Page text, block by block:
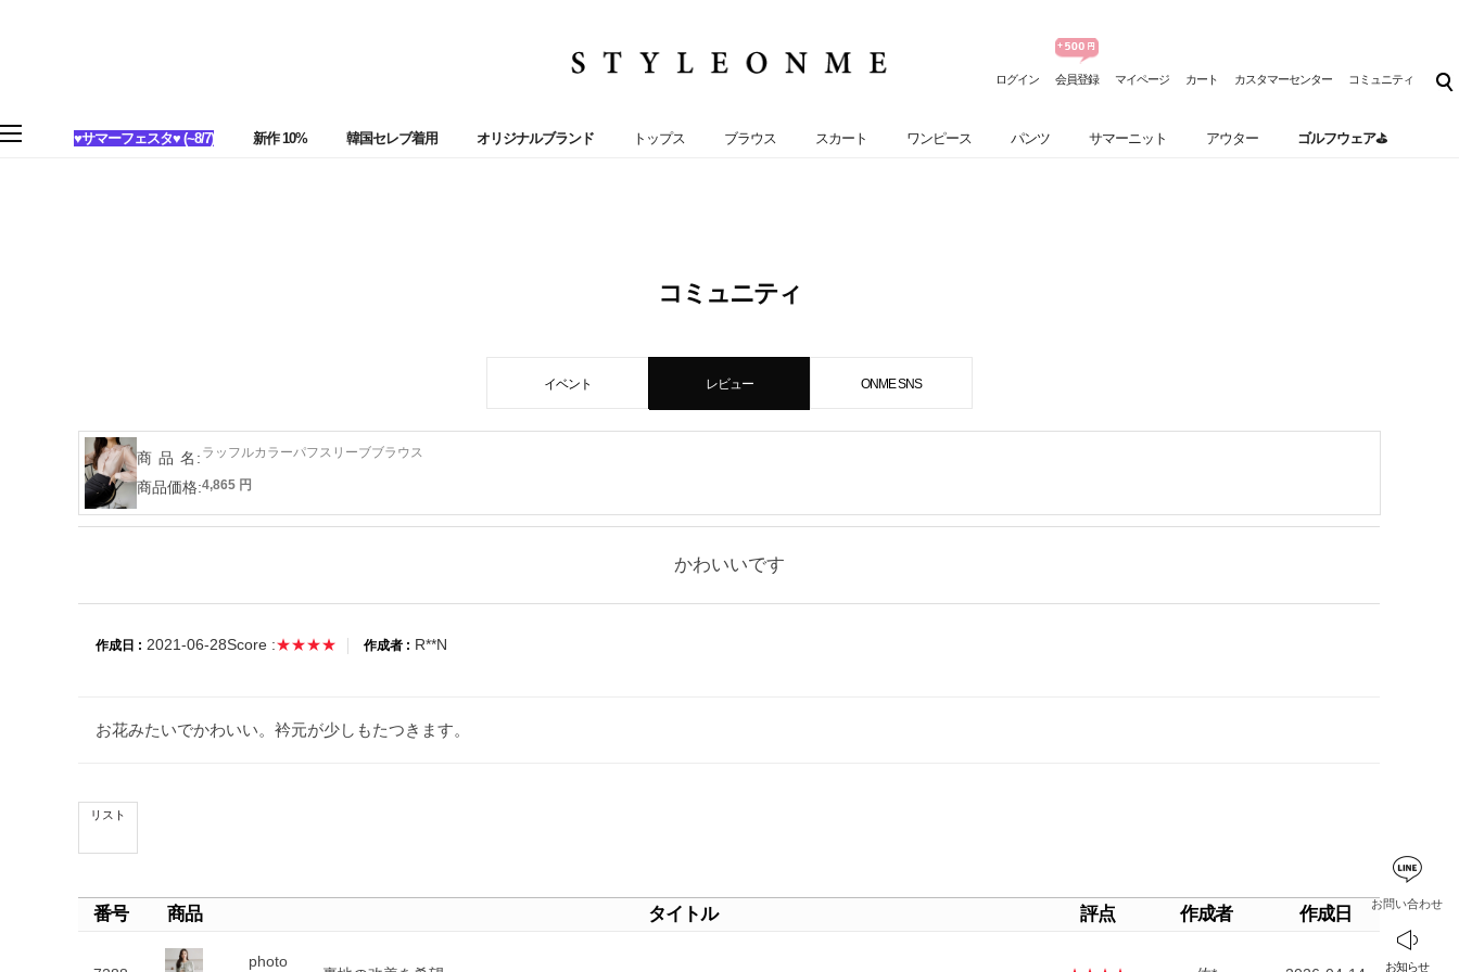
ログイン 会員登録 マイページ カート カスタマーセンター コミュニティ
♥サマーフェスタ♥ (~8/7) 新作 10% 韓国セレブ着用 オリジナルブランド トップス ブラウス スカート ワンピース パンツ サマーニット アウター ゴルフウェア⛳
お問い合わせ
お知らせ
コミュニティ
イベント レビュー ONME SNS
商 品 名: ラッフルカラーパフスリーブブラウス
商品価格:4,865 円
かわいいです
作成日 : 2021-06-28Score :★★★★ 作成者 : R**N
お花みたいでかわいい。衿元が少しもたつきます。
リスト
番号 商品 タイトル 評点 作成者 作成日
photo